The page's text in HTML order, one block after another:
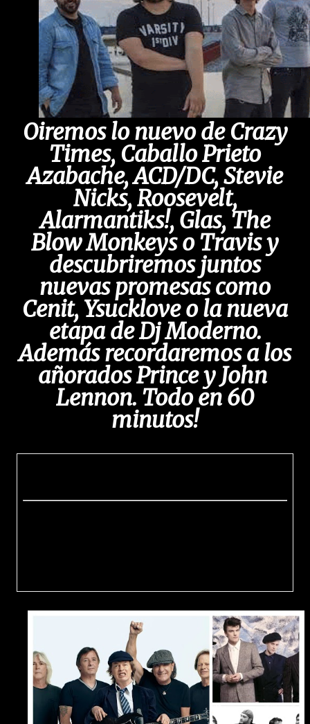
Oiremos lo nuevo de Crazy
Times, Caballo Prieto
Azabache, ACD/DC, Stevie
Nicks, Roosevelt,
Alarmantiks!, Glas, The
Blow Monkeys o Travis y
descubriremos juntos
nuevas promesas como
Cenit, Ysucklove o la nueva
etapa de Dj Moderno.
Además recordaremos a los
añorados Prince y John
Lennon. Todo en 60
minutos!